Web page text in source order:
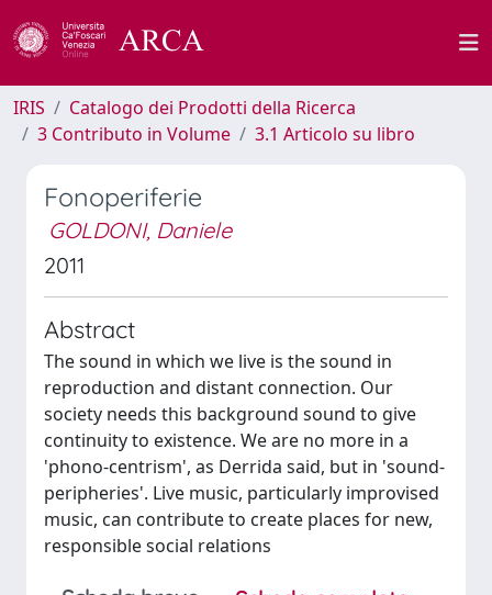
IRIS
Catalogo dei Prodotti della Ricerca
3 Contributo in Volume
3.1 Articolo su libro
Fonoperiferie
GOLDONI, Daniele
2011
Abstract
The sound in which we live is the sound in
reproduction and distant connection. Our
society needs this background sound to give
continuity to existence. We are no more in a
'phono-centrism', as Derrida said, but in 'sound-
peripheries'. Live music, particularly improvised
music, can contribute to create places for new,
responsible social relations